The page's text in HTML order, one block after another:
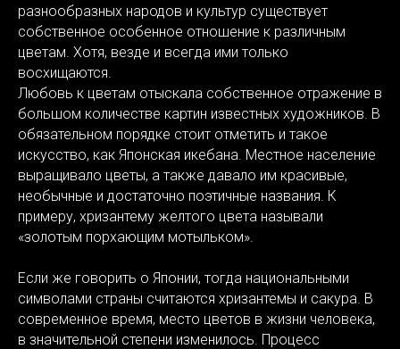
разнообразных народов и культур существует
собственное особенное отношение к различным
цветам. Хотя, везде и всегда ими только
восхищаются.
Любовь к цветам отыскала собственное отражение в
большом количестве картин известных художников. В
обязательном порядке стоит отметить и такое
искусство, как Японская икебана. Местное население
выращивало цветы, а также давало им красивые,
необычные и достаточно поэтичные названия. К
примеру, хризантему желтого цвета называли
«золотым порхающим мотыльком».
Если же говорить о Японии, тогда национальными
символами страны считаются хризантемы и сакура. В
современное время, место цветов в жизни человека,
в значительной степени изменилось. Процесс